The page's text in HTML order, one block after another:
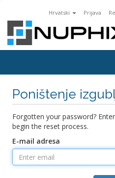
Hrvatski Prijava
Poništenje
Forgotten your password?
begin the reset process.
E-mail adresa